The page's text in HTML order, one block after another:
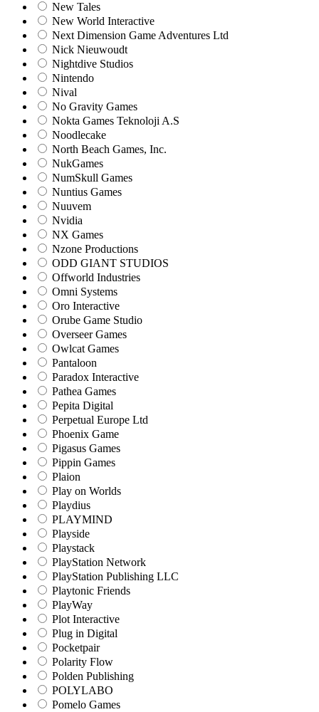
New Tales
New World Interactive
Next Dimension Game Adventures Ltd
Nick Nieuwoudt
Nightdive Studios
Nintendo
Nival
No Gravity Games
Nokta Games Teknoloji A.S
Noodlecake
North Beach Games, Inc.
NukGames
NumSkull Games
Nuntius Games
Nuuvem
Nvidia
NX Games
Nzone Productions
ODD GIANT STUDIOS
Offworld Industries
Omni Systems
Oro Interactive
Orube Game Studio
Overseer Games
Owlcat Games
Pantaloon
Paradox Interactive
Pathea Games
Pepita Digital
Perpetual Europe Ltd
Phoenix Game
Pigasus Games
Pippin Games
Plaion
Play on Worlds
Playdius
PLAYMIND
Playside
Playstack
PlayStation Network
PlayStation Publishing LLC
Playtonic Friends
PlayWay
Plot Interactive
Plug in Digital
Pocketpair
Polarity Flow
Polden Publishing
POLYLABO
Pomelo Games